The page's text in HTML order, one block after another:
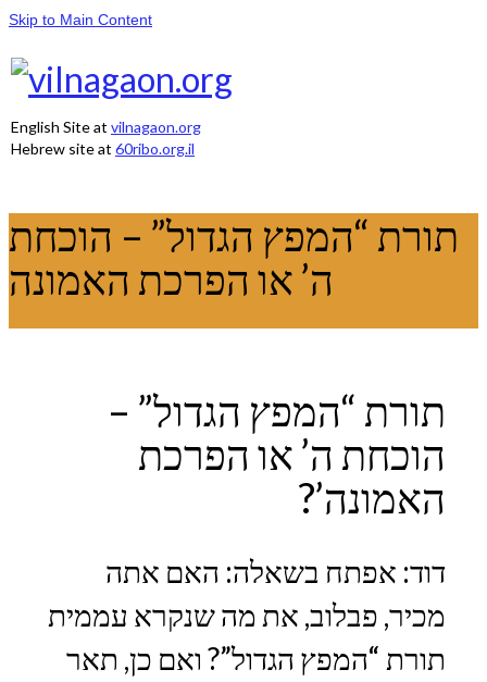
Skip to Main Content
English Site at vilnagaon.org
Hebrew site at 60ribo.org.il
תורת “המפץ הגדול” – הוכחת
ה’ או הפרכת האמונה
תורת “המפץ הגדול” –
הוכחת ה’ או הפרכת
האמונה’?
דוד: אפתח בשאלה: האם אתה
מכיר, פבלוב, את מה שנקרא עממית
תורת “המפץ הגדול”? ואם כן, תאר